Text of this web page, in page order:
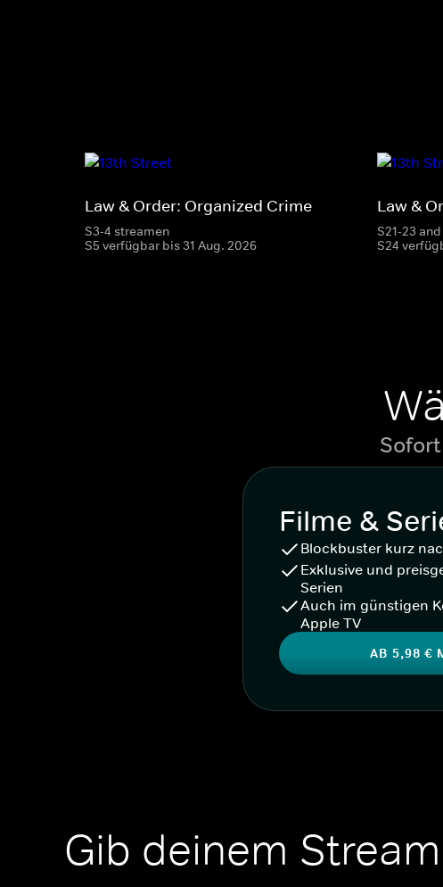
Law & Order: Organized Crime
S3-4 streamen
S5 verfügbar bis 31 Aug. 2026
Law &
S21-23
S24
Filme &
Blockbuster kurz
Exklusive und
Serien
Auch im günstigen
Apple TV
AB 5,98 €
Gib deinem